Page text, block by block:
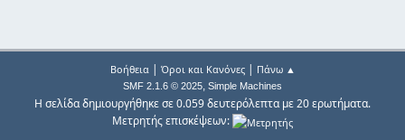
Βοήθεια| Όροι και Κανόνες| Πάνω ▲
SMF 2.1.6 © 2025, Simple Machines
Η σελίδα δημιουργήθηκε σε 0.059 δευτερόλεπτα με 20 ερωτήματα.
Μετρητής επισκέψεων: